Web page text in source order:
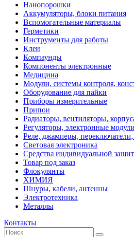
Нанопорошки
Аккумуляторы, блоки питания
Вспомогательные материалы
Герметики
Инструменты для работы
Клеи
Компаунды
Компоненты электронные
Медицина
Модули, системы контроля,
Оборудование для пайки
Приборы измерительные
Припои
Радиаторы, вентиляторы,
Регуляторы, электронные
Реле, джамперы,
Световая электроника
Средства индивидуальной
Товар под заказ
Флокулянты
ХИМИЯ
Шнуры, кабели, антенны
Электротехника
Металлы
Контакты